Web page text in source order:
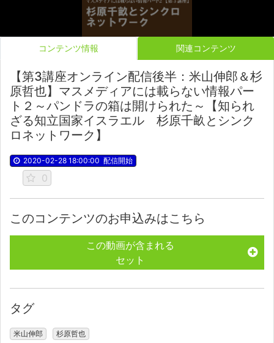
コンテンツ情報 関連コンテンツ
【第3講座オンライン配信後半：米山伸郎＆杉
原哲也】マスメディアには載らない情報パー
ト２～パンドラの箱は開けられた～【知られ
ざる知立国家イスラエル 杉原千畝とシンク
ロネットワーク】
2020-02-28 18:00:00 配信開始
0
このコンテンツのお申込みはこちら
この動画が含まれる
セット
タグ
米山伸郎 杉原哲也